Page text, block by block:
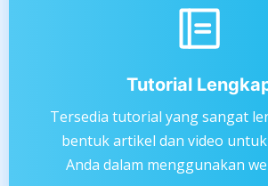
Tutorial
Tersedia tutorial yang sangat
bentuk artikel dan video
Anda dalam menggunakan